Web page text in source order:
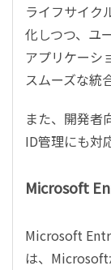
ライフサイク
化しつつ、ユ
アプリケーシ
スムーズな統
また、開発者
ID管理にも対
Microsoft
Microsoft
は、Microsoft